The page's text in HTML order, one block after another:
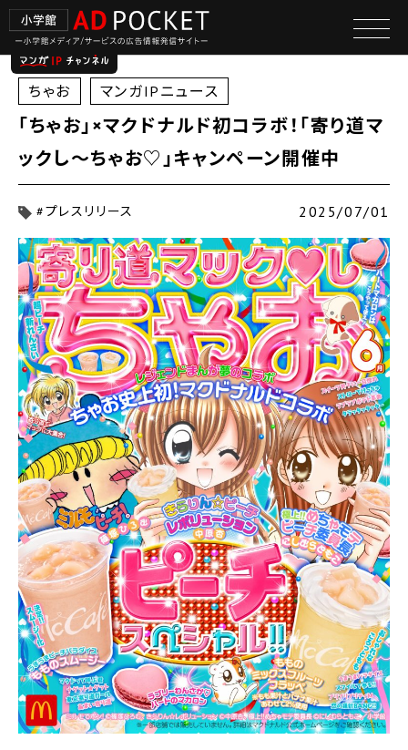
ちゃお マンガIPニュース
｢ちゃお｣×マクドナルド初コラボ！｢寄り道マ
ックし〜ちゃお♡｣キャンペーン開催中
#プレスリリース 2025/07/01